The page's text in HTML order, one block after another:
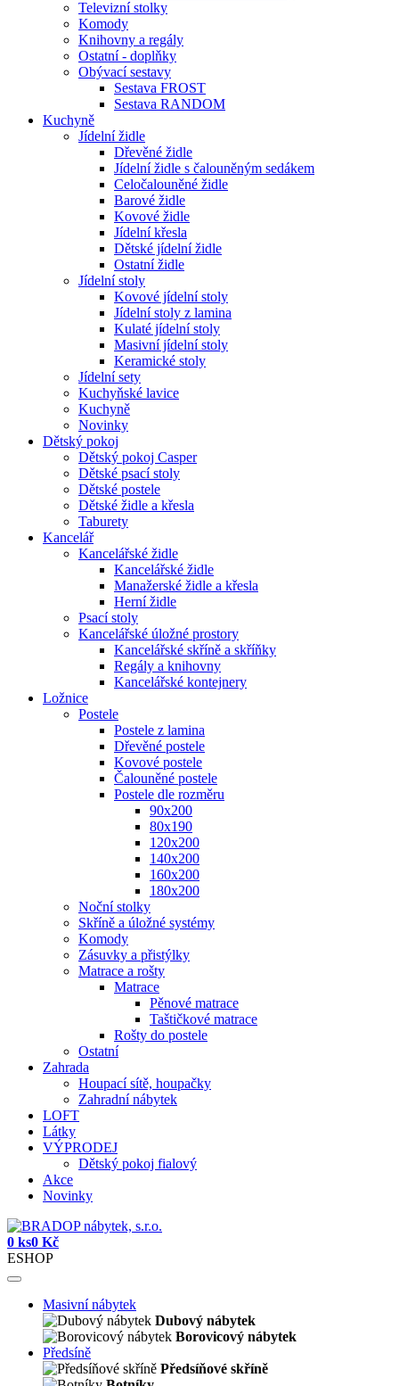
Televizní stolky
Komody
Knihovny a regály
Ostatní - doplňky
Obývací sestavy
Sestava FROST
Sestava RANDOM
Kuchyně
Jídelní židle
Dřevěné židle
Jídelní židle s čalouněným sedákem
Celočalouněné židle
Barové židle
Kovové židle
Jídelní křesla
Dětské jídelní židle
Ostatní židle
Jídelní stoly
Kovové jídelní stoly
Jídelní stoly z lamina
Kulaté jídelní stoly
Masivní jídelní stoly
Keramické stoly
Jídelní sety
Kuchyňské lavice
Kuchyně
Novinky
Dětský pokoj
Dětský pokoj Casper
Dětské psací stoly
Dětské postele
Dětské židle a křesla
Taburety
Kancelář
Kancelářské židle
Kancelářské židle
Manažerské židle a křesla
Herní židle
Psací stoly
Kancelářské úložné prostory
Kancelářské skříně a skříňky
Regály a knihovny
Kancelářské kontejnery
Ložnice
Postele
Postele z lamina
Dřevěné postele
Kovové postele
Čalouněné postele
Postele dle rozměru
90x200
80x190
120x200
140x200
160x200
180x200
Noční stolky
Skříně a úložné systémy
Komody
Zásuvky a přistýlky
Matrace a rošty
Matrace
Pěnové matrace
Taštičkové matrace
Rošty do postele
Ostatní
Zahrada
Houpací sítě, houpačky
Zahradní nábytek
LOFT
Látky
VÝPRODEJ
Dětský pokoj fialový
Akce
Novinky
0 ks0 Kč
ESHOP
Masivní nábytek
Dubový nábytek
Borovicový nábytek
Předsíně
Předsíňové skříně